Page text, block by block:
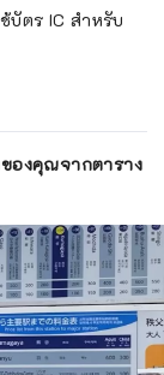
ปุ่นที่ขับโดย
ปตลอด
วามตื่นเต้น
นั้นพิเศษเป็น
บัตร IC สำหรับ
องคุณจากตาราง